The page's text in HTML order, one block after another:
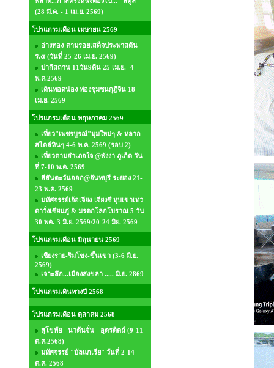
(28 มี.ค. - 1 เม.ย. 2569)
โปรแกรมเดือน เมษายน 2569
อ่างทอง-ตามรอยเสด็จประพาสต้น
ร.๕ (วันที่ 25-26 เม.ย. 2569)
ปากีสถาน 11วัน9คืน 25 เม.ย.- 4
พ.ค.2569
เดินทอดน่อง ท่องชุมชนกุฎีจีน 18
เม.ย. 2569
โปรแกรมเดือน พฤษภาคม 2569
เที่ยว"เพชรบูรณ์"มุมใหม่ๆ & หลาก
สไตล์หินๆ 4-6 พ.ค. 2569 (รอบ 2)
เที่ยวตามอำเภอใจ @พังงา ภูเก็ต วัน
ที่ 7-10 พ.ค. 2569
สีสันตะวันออก@จันทบุรี ระยอง 21-
23 พ.ค. 2569
มหัศจรรย์เจ้อเจียง-เจียงซี หุบเขาเทว
ดาวั่งเซียนกู่ & มรดกโลกโบราณ 5 วัน
30 พค.-3 มิ.ย. 2569/20-24 มิย. 2569
โปรแกรมเดือน มิถุนายน 2569
เชียงราย-ริมโขง-ขึ้นเขา (3-6 มิ.ย.
2569)
เจาะลึก...เมืองสงขลา ..... มิ.ย. 2869
โปรแกรมเดินทางปี 2568
โปรแกรมเดือน ตุลาคม 2568
สุโขทัย - นาต้นจั่น - อุตรดิตถ์ (9-11
ต.ค.2568)
มหัศจรรย์ "บัลแกเรีย" วันที่ 2-14
ต.ค. 2568